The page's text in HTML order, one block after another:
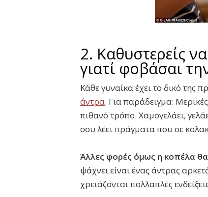
2. Καθυστερείς
γιατί φοβάσαι
Κάθε γυναίκα έχει το δικό της
άντρα. Για παράδειγμα:
πιθανό τρόπο. Χαμογελάει,
σου λέει πράγματα που σε
Άλλες φορές όμως η κοπέλα
ψάχνει είναι ένας άντρας
χρειάζονται πολλαπλές